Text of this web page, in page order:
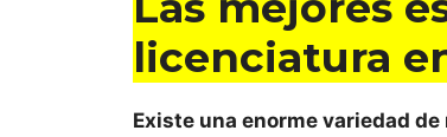
licenciatura
Existe una enorme variedad